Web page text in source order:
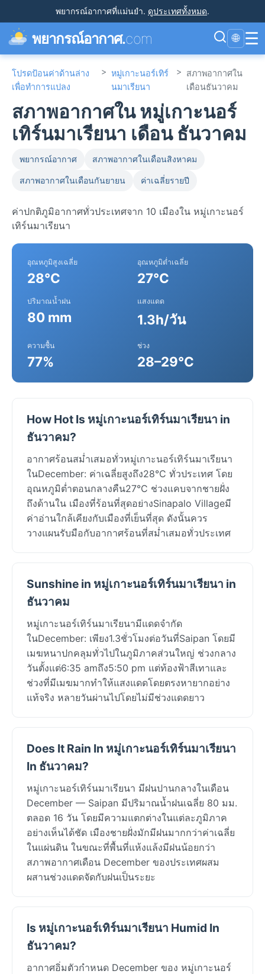
พยากรณ์อากาศที่แม่นยำ. ดูประเทศทั้งหมด.
พยากรณ์อากาศ.com 🌐 ☰
โปรดป้อนค่าด้านล่าง
เพื่อทำการแปลง
> หมู่เกาะนอร์เทิร์
นมาเรียนา
> สภาพอากาศใน
เดือนธันวาคม
สภาพอากาศใน หมู่เกาะนอร์
เทิร์นมาเรียนา เดือน ธันวาคม
พยากรณ์อากาศ สภาพอากาศในเดือนสิงหาคม
สภาพอากาศในเดือนกันยายน ค่าเฉลี่ยรายปี
ค่าปกติภูมิอากาศทั่วประเทศจาก 10 เมืองใน หมู่เกาะนอร์
เทิร์นมาเรียนา
อุณหภูมิสูงเฉลี่ย
28°C
อุณหภูมิต่ำเฉลี่ย
27°C
ปริมาณน้ำฝน
80 mm
แสงแดด
1.3h/วัน
ความชื้น
77%
ช่วง
28–29°C
How Hot Is หมู่เกาะนอร์เทิร์นมาเรียนา in
ธันวาคม?
อากาศร้อนสม่ำเสมอทั่วหมู่เกาะนอร์เทิร์นมาเรียนา
ในDecember: ค่าเฉลี่ยสูงถึง28°C ทั่วประเทศ โดย
อุณหภูมิต่ำตอนกลางคืน27°C ช่วงแคบจากชายฝั่ง
ถึงด้านใน เมืองที่ร้อนที่สุดอย่างSinapalo Villageมี
ค่าอ่านใกล้เคียงกับเมืองที่เย็นที่สุด ดังนั้นควร
วางแผนรับมือกับอากาศร้อนที่สม่ำเสมอทั่วประเทศ
Sunshine in หมู่เกาะนอร์เทิร์นมาเรียนา in
ธันวาคม
หมู่เกาะนอร์เทิร์นมาเรียนามีแดดจำกัด
ในDecember: เพียง1.3ชั่วโมงต่อวันที่Saipan โดยมี
เมฆหนาปกคลุมทั่วไปในภูมิภาคส่วนใหญ่ ช่วงกลาง
วันตั้งแต่6:35 amถึง5:50 pm แต่ท้องฟ้าสีเทาและ
ช่วงที่มีเมฆมากทำให้แสงแดดโดยตรงหายากอย่าง
แท้จริง หลายวันผ่านไปโดยไม่มีช่วงแดดยาว
Does It Rain In หมู่เกาะนอร์เทิร์นมาเรียนา
In ธันวาคม?
หมู่เกาะนอร์เทิร์นมาเรียนา มีฝนปานกลางในเดือน
December — Saipan มีปริมาณน้ำฝนเฉลี่ย 80 มม.
ตลอด 16 วัน โดยมีความแตกต่างในแต่ละภูมิภาค
อย่างเห็นได้ชัด เมืองชายฝั่งมักมีฝนมากกว่าค่าเฉลี่ย
ในแผ่นดิน ในขณะที่พื้นที่แห้งแล้งมีฝนน้อยกว่า
สภาพอากาศเดือน December ของประเทศผสม
ผสานช่วงแดดจัดกับฝนเป็นระยะ
Is หมู่เกาะนอร์เทิร์นมาเรียนา Humid In
ธันวาคม?
อากาศอิ่มตัวกำหนด December ของ หมู่เกาะนอร์